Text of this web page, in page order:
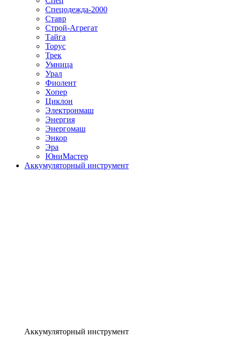
Спецодежда-2000
Ставр
Строй-Агрегат
Тайга
Торус
Трек
Умница
Урал
Фиолент
Хопер
Циклон
Электронмаш
Энергия
Энергомаш
Энкор
Эра
ЮниМастер
Аккумуляторный инструмент
Аккумуляторный инструмент